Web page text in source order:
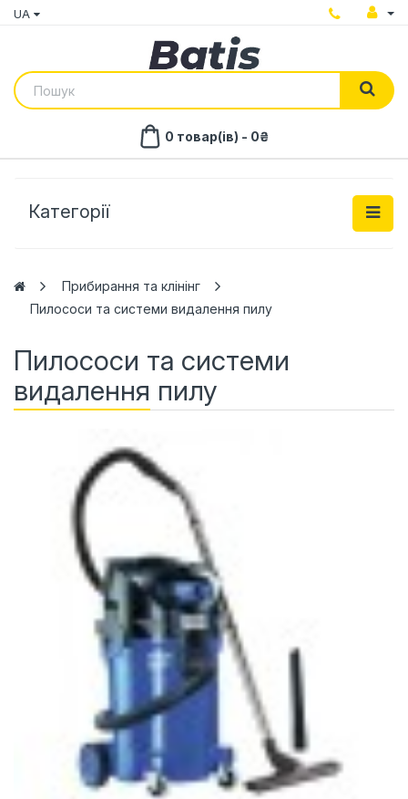
UA
0 товар(ів) - 0₴
Категорії
Прибирання та клінінг
Пилососи та системи видалення пилу
Пилососи та системи
видалення пилу